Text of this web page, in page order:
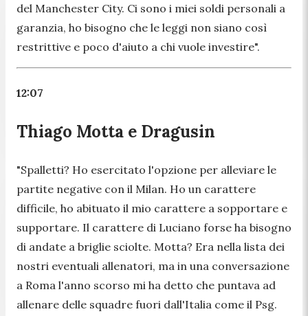
del Manchester City. Ci sono i miei soldi personali a
garanzia, ho bisogno che le leggi non siano così
restrittive e poco d'aiuto a chi vuole investire".
12:07
Thiago Motta e Dragusin
"Spalletti? Ho esercitato l'opzione per alleviare le
partite negative con il Milan. Ho un carattere
difficile, ho abituato il mio carattere a sopportare e
supportare. Il carattere di Luciano forse ha bisogno
di andate a briglie sciolte. Motta? Era nella lista dei
nostri eventuali allenatori, ma in una conversazione
a Roma l'anno scorso mi ha detto che puntava ad
allenare delle squadre fuori dall'Italia come il Psg.